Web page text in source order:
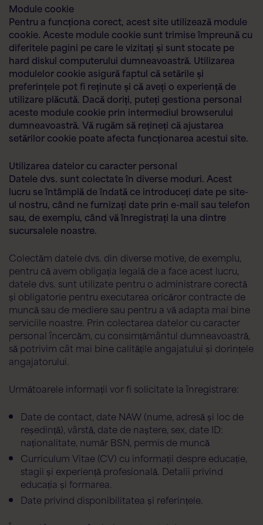
Module cookie
Pentru a funcționa corect, acest site utilizează module
cookie. Aceste module cookie sunt trimise împreună cu
diferitele pagini pe care le vizitați și sunt stocate pe
hard diskul computerului dumneavoastră. Utilizarea
modulelor cookie asigură faptul că setările și
preferințele pot fi reținute și că aveți o experiență de
utilizare plăcută. Dacă doriți, puteți gestiona personal
aceste module cookie prin intermediul browserului
dumneavoastră. Vă rugăm să rețineți că ajustarea
setărilor cookie poate afecta funcționarea acestui site.
Utilizarea datelor cu caracter personal
Datele dvs. sunt colectate în diverse moduri. Acest
lucru se întâmplă de îndată ce introduceți date pe site-
ul nostru, când ne furnizați date prin e-mail sau telefon
sau, de exemplu, când vă înregistrați la una dintre
sucursalele noastre.
Colectăm datele dvs. din diverse motive, de exemplu,
pentru că avem obligația legală de a face acest lucru,
datele dvs. sunt utilizate pentru o administrare corectă
și obligatorie pentru executarea oricăror contracte de
muncă sau de mediere sau pentru a vă adapta mai bine
serviciile noastre. Prin colectarea datelor cu caracter
personal încercăm, cu consimțământul dumneavoastră,
să potrivim cât mai bine calitățile angajatului și dorințele
angajatorului.
Următoarele informații vor fi solicitate la înregistrare:
Date de contact, date NAW (nume, adresă și loc de
reședință), vârstă, date de naștere, sex, date ID:
naționalitate, număr BSN, permis de muncă
Curriculum Vitae (CV) cu informații despre educație,
stagii și experiență profesională. Detalii privind
educația și formarea.
Date privind disponibilitatea și referințele.